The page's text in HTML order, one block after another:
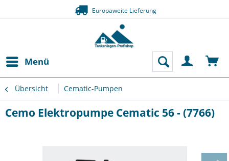
Europaweite Lieferung
Menü
Übersicht Cematic-Pumpen
Cemo Elektropumpe Cematic 56 - (7766)